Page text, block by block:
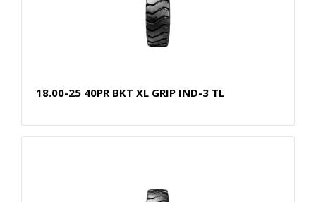
18.00-25 40PR BKT XL GRIP IND-3 TL